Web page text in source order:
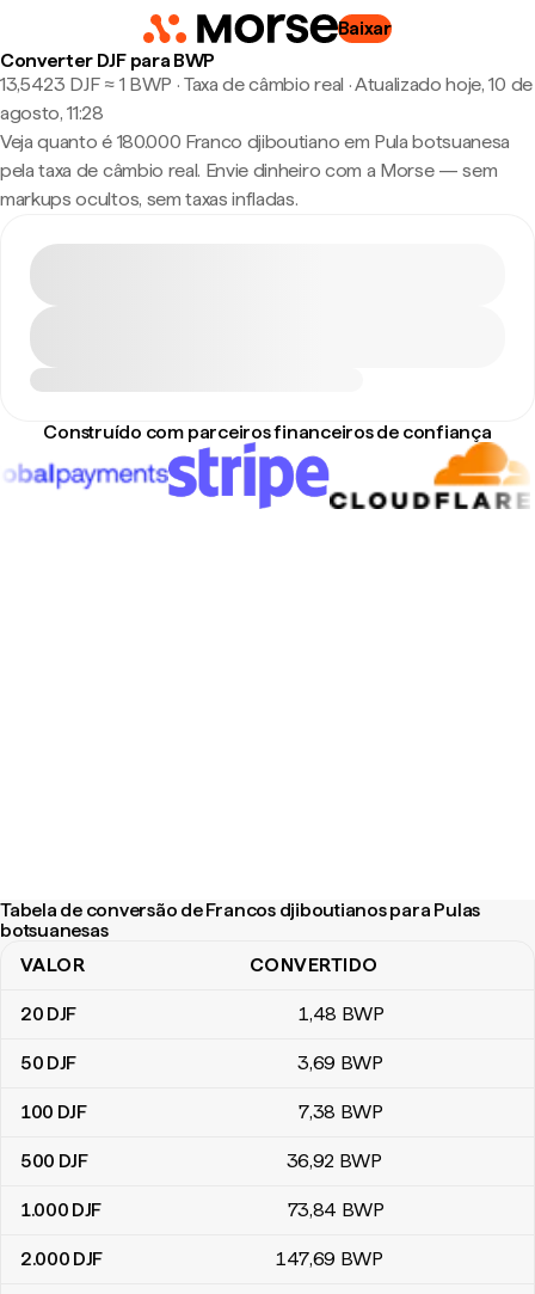
Baixar
Converter DJF para BWP
13,5423 DJF ≈ 1 BWP · Taxa de câmbio real ·Atualizado hoje, 10 de
agosto, 11:28
Veja quanto é 180.000 Franco djiboutiano em Pula botsuanesa
pela taxa de câmbio real. Envie dinheiro com a Morse — sem
markups ocultos, sem taxas infladas.
Construído com parceiros financeiros de confiança
Tabela de conversão de Francos djiboutianos para Pulas
botsuanesas
Tabela de conversão de Francos djiboutianos para Pulas
VALOR CONVERTIDO
20 DJF 1,48 BWP
50 DJF 3,69 BWP
100 DJF 7,38 BWP
500 DJF 36,92 BWP
1.000 DJF 73,84 BWP
2.000 DJF 147,69 BWP